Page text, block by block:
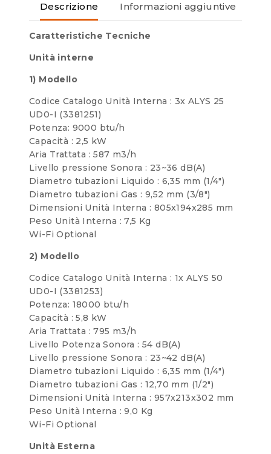
Descrizione Informazioni aggiuntive
Caratteristiche Tecniche
Unità interne
1) Modello
Codice Catalogo Unità Interna : 3x ALYS 25
UD0-I (3381251)
Potenza: 9000 btu/h
Capacità : 2,5 kW
Aria Trattata : 587 m3/h
Livello pressione Sonora : 23~36 dB(A)
Diametro tubazioni Liquido : 6,35 mm (1/4″)
Diametro tubazioni Gas : 9,52 mm (3/8″)
Dimensioni Unità Interna : 805x194x285 mm
Peso Unità Interna : 7,5 Kg
Wi-Fi Optional
2) Modello
Codice Catalogo Unità Interna : 1x ALYS 50
UD0-I (3381253)
Potenza: 18000 btu/h
Capacità : 5,8 kW
Aria Trattata : 795 m3/h
Livello Potenza Sonora : 54 dB(A)
Livello pressione Sonora : 23~42 dB(A)
Diametro tubazioni Liquido : 6,35 mm (1/4″)
Diametro tubazioni Gas : 12,70 mm (1/2″)
Dimensioni Unità Interna : 957x213x302 mm
Peso Unità Interna : 9,0 Kg
Wi-Fi Optional
Unità Esterna